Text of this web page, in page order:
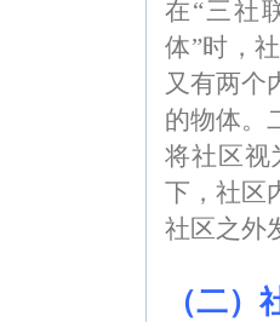
在“三社
体”时，
又有两个
的物体。
将社区视
下，社区
社区之外
（二）